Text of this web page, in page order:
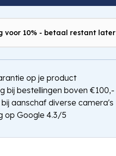
voor 10% - betaal restant later
op je product
bij bestellingen boven €100,-
aanschaf diverse camera's
op Google 4.3/5